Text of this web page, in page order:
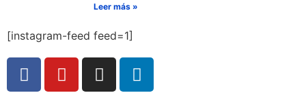
Leer más »
[instagram-feed feed=1]